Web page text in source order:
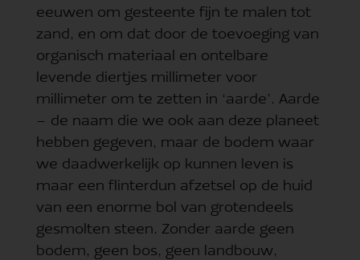
eeuwen om gesteente fijn te malen tot
zand, en om dat door de toevoeging van
organisch materiaal en ontelbare
levende diertjes millimeter voor
millimeter om te zetten in ‘aarde’. Aarde
– de naam die we ook aan deze planeet
hebben gegeven, maar de bodem waar
we daadwerkelijk op kunnen leven is
maar een flinterdun afzetsel op de huid
van een enorme bol van grotendeels
gesmolten steen. Zonder aarde geen
bodem, geen bos, geen landbouw,